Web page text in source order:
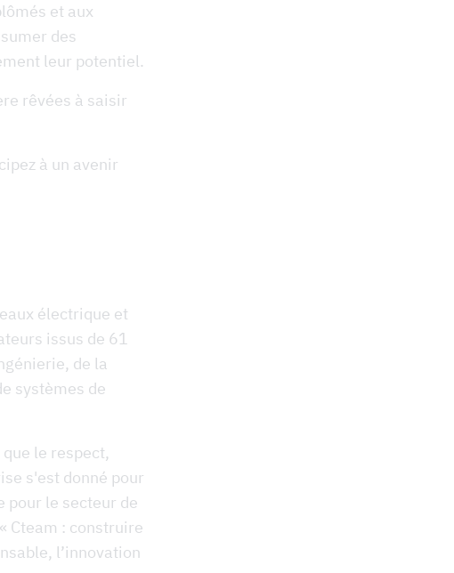
et aux
des
leur potentiel.
rêvées à saisir
à un avenir
électrique et
issus de 61
de la
systèmes de
le respect,
s'est donné pour
pour le secteur de
Cteam : construire
l’innovation